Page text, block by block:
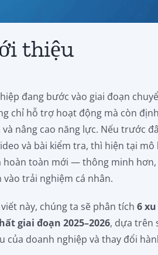
thiệu
đang bước vào giai đoạn
chỉ hỗ trợ hoạt động mà còn
nâng cao năng lực. Nếu trước
và bài kiểm tra, thì hiện tại
hoàn toàn mới — thông minh
vào trải nghiệm cá nhân.
này, chúng ta sẽ phân tích6
giai đoạn 2025–2026, dựa trên
của doanh nghiệp và thay đổi